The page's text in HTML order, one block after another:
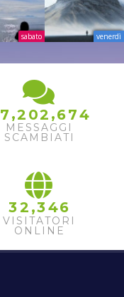
sabato venerdì
7 ,2 02 ,674
MESSAGGI
SCAMBIATI
32 ,346
VISITATORI
ONLINE